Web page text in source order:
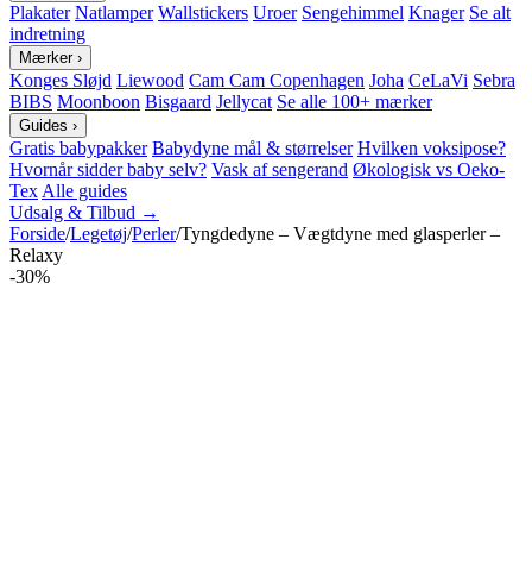
Plakater Natlamper Wallstickers Uroer Sengehimmel Knager Se alt
indretning
Mærker ›
Konges Sløjd Liewood Cam Cam Copenhagen Joha CeLaVi Sebra
BIBS Moonboon Bisgaard Jellycat Se alle 100+ mærker
Guides ›
Gratis babypakker Babydyne mål & størrelser Hvilken voksipose?
Hvornår sidder baby selv? Vask af sengerand Økologisk vs Oeko-
Tex Alle guides
Udsalg & Tilbud →
Forside/Legetøj/Perler/Tyngdedyne – Vægtdyne med glasperler –
Relaxy
-30%